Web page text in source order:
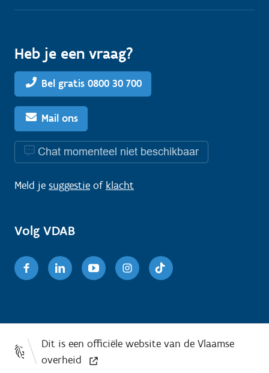
Heb je een vraag?
Bel gratis 0800 30 700
Mail ons
Chat momenteel niet beschikbaar
Meld je suggestie of klacht
Volg VDAB
FacebookLinkedinYoutubeInstagram